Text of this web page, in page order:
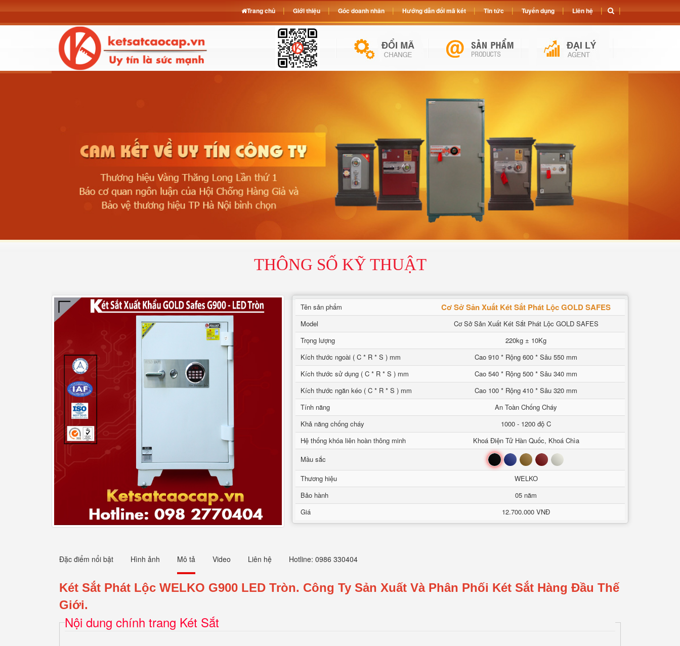
THÔNG SỐ KỸ THUẬT
Tên sản phẩm Cơ Sở Sản Xuất Két Sắt Phát Lộc GOLD SAFES
Model
Cơ Sở Sản Xuất Két Sắt Phát Lộc GOLD SAFES
Trọng lượng
220kg ± 10Kg
Kích thước ngoài ( C * R * S ) mm
Cao 910 * Rộng 600 * Sâu 550 mm
Kích thước sử dụng ( C * R * S ) mm
Cao 540 * Rộng 500 * Sâu 340 mm
Kích thước ngăn kéo ( C * R * S ) mm
Cao 100 * Rộng 410 * Sâu 320 mm
Tính năng
An Toàn Chống Cháy
Khả năng chống cháy
1000 - 1200 độ C
Hệ thống khóa liên hoàn thông minh
Khoá Điện Tử Hàn Quốc, Khoá Chìa
Mầu sắc
Đen Xanh Nâu Đỏ Trắng
Thương hiệu
WELKO
Bảo hành
05 năm
Giá
12.700.000 VNĐ
Đặc điểm nổi bật Hình ảnh Mô tả Video Liên hệ Hotline: 0986 330404
Két Sắt Phát Lộc WELKO G900 LED Tròn. Công Ty Sản Xuất Và Phân Phối Két Sắt Hàng Đầu Thế
Giới.
Nội dung chính trang Két Sắt
Trang chủ Giới thiệu Góc doanh nhân Hướng dẫn đổi mã két Tin tức Tuyển dụng Liên hệ